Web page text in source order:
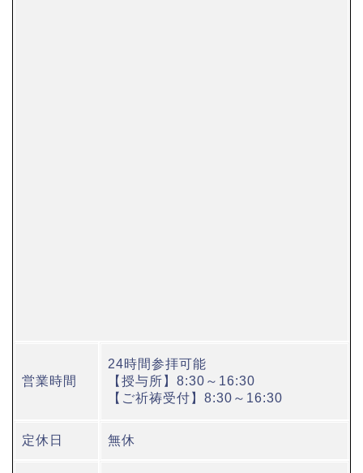
営業時間
24時間参拝可能
【授与所】8:30～16:30
【ご祈祷受付】8:30～16:30
定休日 無休